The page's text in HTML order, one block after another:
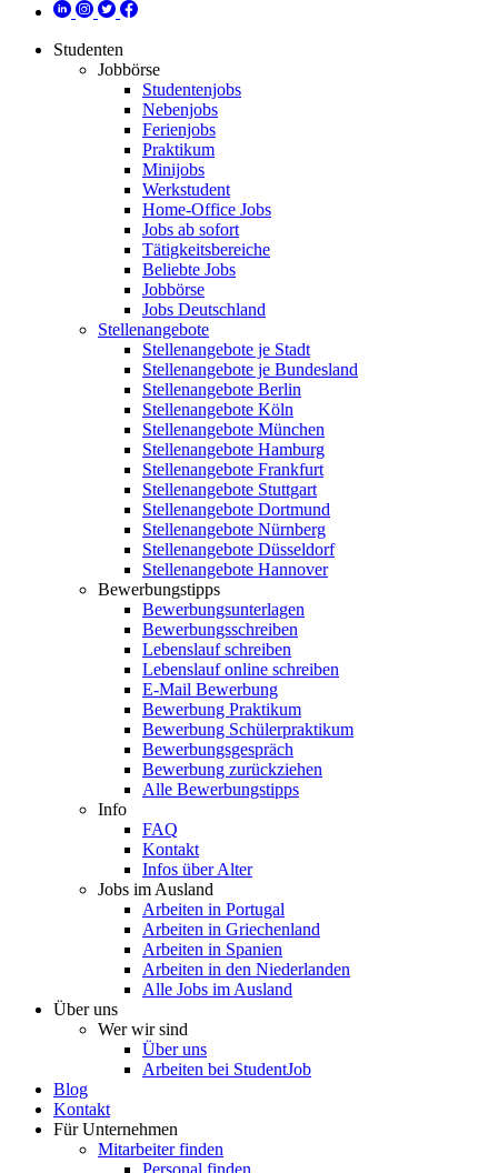
Studenten
Jobbörse
Studentenjobs
Nebenjobs
Ferienjobs
Praktikum
Minijobs
Werkstudent
Home-Office Jobs
Jobs ab sofort
Tätigkeitsbereiche
Beliebte Jobs
Jobbörse
Jobs Deutschland
Stellenangebote
Stellenangebote je Stadt
Stellenangebote je Bundesland
Stellenangebote Berlin
Stellenangebote Köln
Stellenangebote München
Stellenangebote Hamburg
Stellenangebote Frankfurt
Stellenangebote Stuttgart
Stellenangebote Dortmund
Stellenangebote Nürnberg
Stellenangebote Düsseldorf
Stellenangebote Hannover
Bewerbungstipps
Bewerbungsunterlagen
Bewerbungsschreiben
Lebenslauf schreiben
Lebenslauf online schreiben
E-Mail Bewerbung
Bewerbung Praktikum
Bewerbung Schülerpraktikum
Bewerbungsgespräch
Bewerbung zurückziehen
Alle Bewerbungstipps
Info
FAQ
Kontakt
Infos über Alter
Jobs im Ausland
Arbeiten in Portugal
Arbeiten in Griechenland
Arbeiten in Spanien
Arbeiten in den Niederlanden
Alle Jobs im Ausland
Über uns
Wer wir sind
Über uns
Arbeiten bei StudentJob
Blog
Kontakt
Für Unternehmen
Mitarbeiter finden
Personal finden